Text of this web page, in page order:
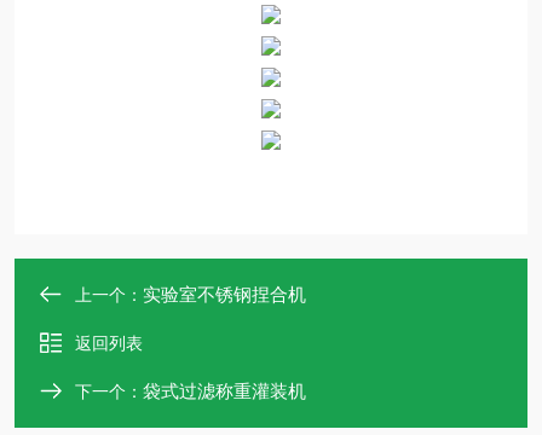
上一个： 实验室不锈钢捏合机
返回列表
下一个： 袋式过滤称重灌装机